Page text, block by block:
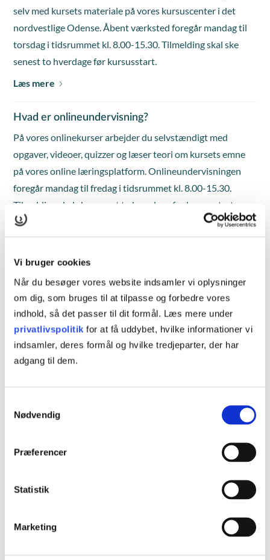
Vi bruger cookies
Når du besøger vores website indsamler vi oplysninger
om dig, som bruges til at tilpasse og forbedre vores
indhold, så det passer til dit formål. Læs mere under
privatlivspolitik for at få uddybet, hvilke informationer vi
indsamler, deres formål og hvilke tredjeparter, der har
adgang til dem.
Nødvendig
Præferencer
Statistik
Marketing
selv med kursets materiale på vores kursuscenter i det
nordvestlige Odense. Åbent værksted foregår mandag til
torsdag i tidsrummet kl. 8.00-15.30. Tilmelding skal ske
senest to hverdage før kursusstart.
Læs mere
Hvad er onlineundervisning?
På vores onlinekurser arbejder du selvstændigt med
opgaver, videoer, quizzer og læser teori om kursets emne
på vores online læringsplatform. Onlineundervisningen
foregår mandag til fredag i tidsrummet kl. 8.00-15.30.
Tilmelding skal ske senest to hverdage før kursusstart.
Læs mere
Hvad er blended learning?
Blended learning er et mix af klasseundervisning med
fremmøde og individuelt arbejde på kursuscentret eller
online.
Læs mere
Kursusinformationer
VARIGHED
Online